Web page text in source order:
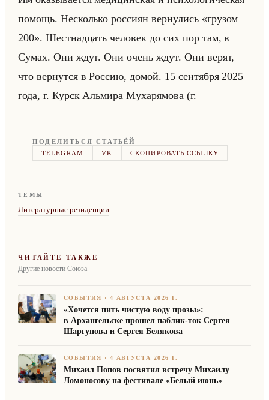
по­мощь. Несколько рос­си­ян вер­ну­лись «грузом
200». Шест­на­дцать че­ло­век до сих пор там, в
Сумах. Они ждут. Они очень ждут. Они верят,
что вер­нут­ся в Рос­сию, домой. 15 сен­тяб­ря 2025
года, г. Курск Альми­ра Му­ха­ря­мо­ва (г.
ПОДЕЛИТЬСЯ СТАТЬЁЙ
TELEGRAM
VK СКОПИРОВАТЬ ССЫЛКУ
ТЕМЫ
Литературные резиденции
ЧИТАЙТЕ ТАКЖЕ
Другие новости Союза
СОБЫТИЯ ·4 АВГУСТА 2026 Г.
«Хочется пить чистую воду прозы»:
в Архангельске прошел паблик-ток Сергея
Шаргунова и Сергея Белякова
СОБЫТИЯ ·4 АВГУСТА 2026 Г.
Михаил Попов посвятил встречу Михаилу
Ломоносову на фестивале «Белый июнь»